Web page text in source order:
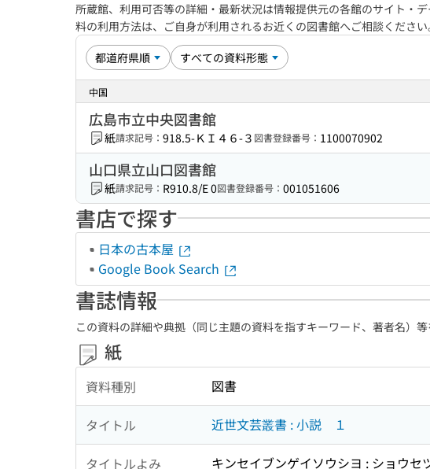
所蔵館、利用可否等の詳細・最新状況は情報提供元の各館のサイト・
料の利用方法は、ご自身が利用されるお近くの図書館へご相談くださ
中国
広島市立中央図書館
紙請求記号： 918.5-ＫＩ４６-３ 図書登録番号： 1100070902
山口県立山口図書館
紙請求記号： R910.8/E 0図書登録番号： 001051606
書店で探す
日本の古本屋
Google Book Search
書誌情報
この資料の詳細や典拠（同じ主題の資料を指すキーワード、著者名）等
紙
資料種別 図書
タイトル 近世文芸叢書 : 小説 １
タイトルよみ キンセイブンゲイソウシヨ : ショウ